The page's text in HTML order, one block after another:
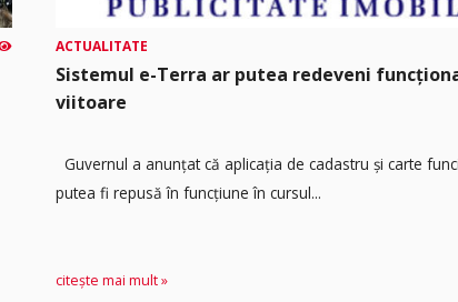
ACTUALITATE
Sistemul e-Terra ar putea redeveni
viitoare
Guvernul a anunțat că aplicația de cadastru și carte
putea fi repusă în funcțiune în cursul...
citește mai mult »